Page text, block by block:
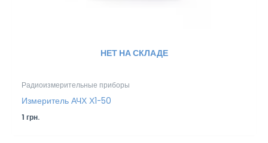
НЕТ НА СКЛАДЕ
Радиоизмерительные приборы
Измеритель АЧХ Х1-50
1грн.